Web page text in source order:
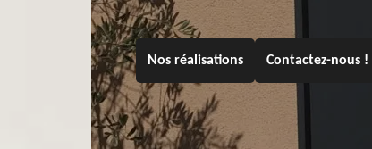
Nos réalisations Contactez-nous !